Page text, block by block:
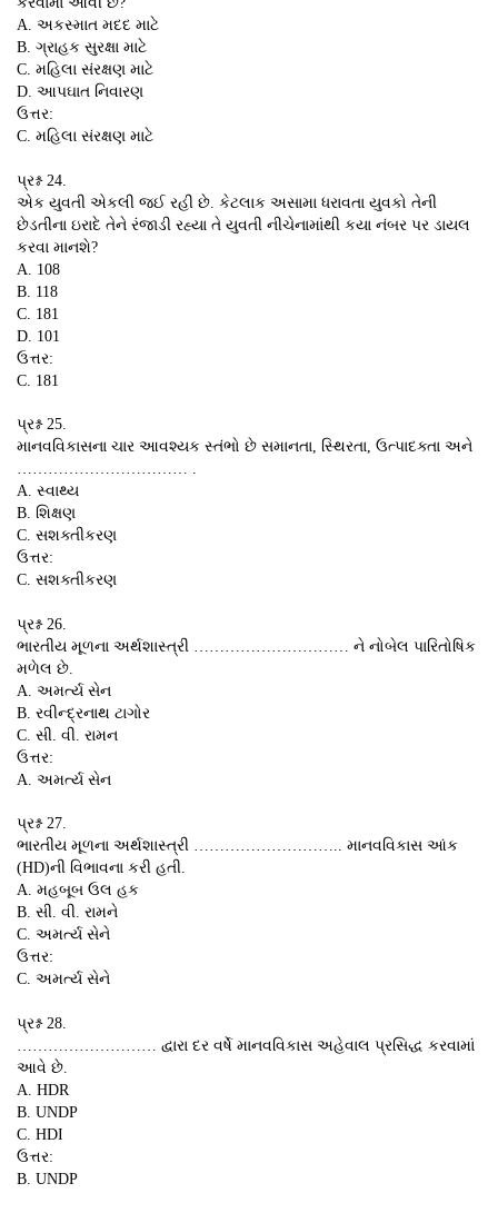
A. અકસ્માત મદદ માટે
B. ગ્રાહક સુરક્ષા માટે
C. મહિલા સંરક્ષણ માટે
D. આપઘાત નિવારણ
ઉત્તર:
C. મહિલા સંરક્ષણ માટે
પ્રશ્ન 24.
એક યુવતી એકલી જઈ રહી છે. કેટલાક અસામા ધરાવતા યુવકો તેની
છેડતીના ઇરાદે તેને રંજાડી રહ્યા તે યુવતી નીચેનામાંથી કયા નંબર પર ડાયલ
કરવા માનશે?
A. 108
B. 118
C. 181
D. 101
ઉત્તર:
C. 181
પ્રશ્ન 25.
માનવવિકાસના ચાર આવશ્યક સ્તંભો છે સમાનતા, સ્થિરતા, ઉત્પાદક્તા અને
…………………………… .
A. સ્વાથ્ય
B. શિક્ષણ
C. સશક્તીકરણ
ઉત્તર:
C. સશક્તીકરણ
પ્રશ્ન 26.
ભારતીય મૂળના અર્થશાસ્ત્રી ………………………… ને નોબેલ પારિતોષિક
મળેલ છે.
A. અમર્ત્ય સેન
B. રવીન્દ્રનાથ ટાગોર
C. સી. વી. રામન
ઉત્તર:
A. અમર્ત્ય સેન
પ્રશ્ન 27.
ભારતીય મૂળના અર્થશાસ્ત્રી ……………………….. માનવવિકાસ આંક
(HD)ની વિભાવના કરી હતી.
A. મહબૂબ ઉલ હક
B. સી. વી. રામને
C. અમર્ત્ય સેને
ઉત્તર:
C. અમર્ત્ય સેને
પ્રશ્ન 28.
……………………… દ્વારા દર વર્ષે માનવવિકાસ અહેવાલ પ્રસિદ્ધ કરવામાં
આવે છે.
A. HDR
B. UNDP
C. HDI
ઉત્તર:
B. UNDP